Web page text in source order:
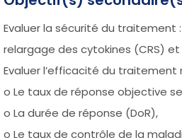
Evaluer la sécurité du traitement
relargage des cytokines (CRS)
Evaluer l’efficacité du traitement
o Le taux de réponse objective
o La durée de réponse (DoR),
o Le taux de contrôle de la